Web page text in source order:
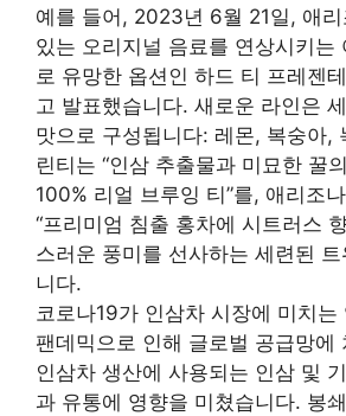
예를 들어, 2023년 6월 21일, 애
있는 오리지널 음료를 연상시키는
로 유망한 옵션인 하드 티 프레젠
고 발표했습니다. 새로운 라인은
맛으로 구성됩니다: 레몬, 복숭아,
린티는 “인삼 추출물과 미묘한 꿀
100% 리얼 브루잉 티”를, 애리조
“프리미엄 침출 홍차에 시트러스
스러운 풍미를 선사하는 세련된
니다.
코로나19가 인삼차 시장에 미치는
팬데믹으로 인해 글로벌 공급망에
인삼차 생산에 사용되는 인삼 및
과 유통에 영향을 미쳤습니다. 봉